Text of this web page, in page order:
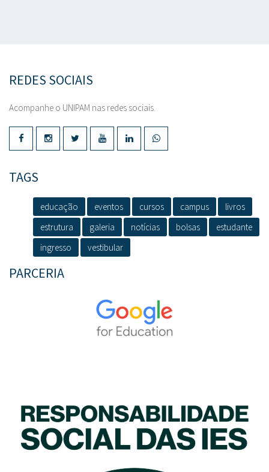
REDES SOCIAIS
Acompanhe o UNIPAM nas redes sociais.
TAGS
educação eventos cursos campus
livros
estrutura
galeria notícias bolsas
estudante
ingresso
vestibular
PARCERIA